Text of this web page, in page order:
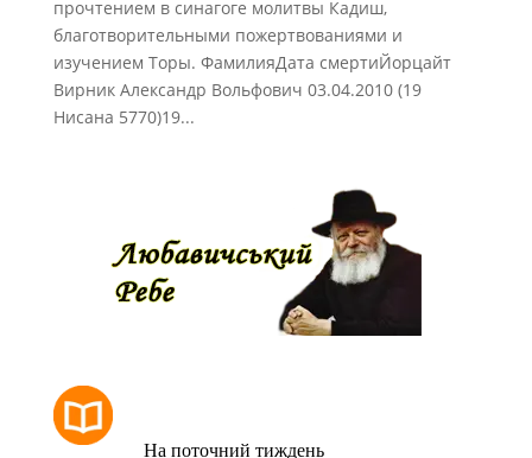
прочтением в синагоге молитвы Кадиш,
благотворительными пожертвованиями и
изучением Торы. ФамилияДата смертиЙорцайт
Вирник Александр Вольфович 03.04.2010 (19
Нисана 5770)19...
На поточний тиждень